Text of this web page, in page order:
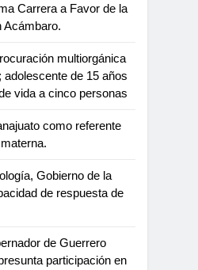
Carrera a Favor de la
Acámbaro.
multiorgánica
adolescente de 15 años
vida a cinco personas
como referente
Gobierno de la
de respuesta de
de Guerrero
participación en